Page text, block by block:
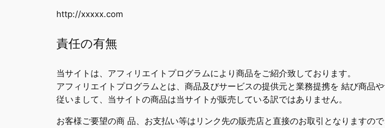
http://xxxxx.com
責任の有無
当サイトは、アフィリエイトプログラムにより商品をご紹介致しております。
アフィリエイトプログラムとは、商品及びサービスの提供元と業務提携を 結び商品
従いまして、当サイトの商品は当サイトが販売している訳ではありません。
お客様ご要望の商 品、お支払い等はリンク先の販売店と直接のお取引となりますの